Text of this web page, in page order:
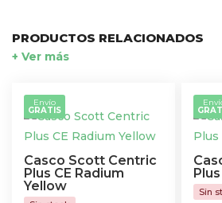
PRODUCTOS RELACIONADOS
+ Ver más
Casco Scott Centric
Plus CE Radium
Yellow
Envío
GRATIS